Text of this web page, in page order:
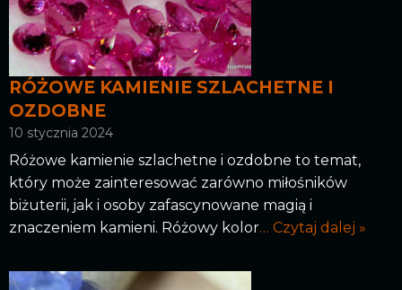
RÓŻOWE KAMIENIE SZLACHETNE I
OZDOBNE
10 stycznia 2024
Różowe kamienie szlachetne i ozdobne to temat,
który może zainteresować zarówno miłośników
biżuterii, jak i osoby zafascynowane magią i
znaczeniem kamieni. Różowy kolor… Czytaj dalej »